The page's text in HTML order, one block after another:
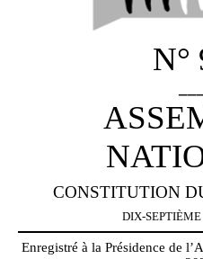
N°
CONSTITUTION
DIX-
Enregistré à la Présidence de